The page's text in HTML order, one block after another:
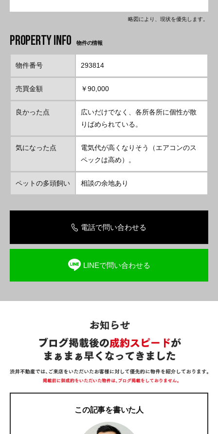
略図により、現状を優先します。
物件の情報
物件番号 293814
売買金額 ￥90,000
良かった点
広いだけでなく、各所各所に個性が散
りばめられている。
気になった点
電気代が高くなりそう（エアコンのス
ペックは高め）。
ペットの多頭飼い 相談の余地あり
電話で問い合わせる
LINEで問い合わせる
この記事を書いた人